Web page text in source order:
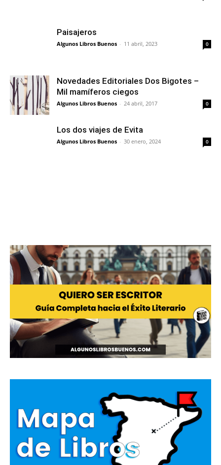
Paisajeros
Algunos Libros Buenos - 11 abril, 2023 0
Novedades Editoriales Dos Bigotes –
Mil mamíferos ciegos
Algunos Libros Buenos - 24 abril, 2017 0
Los dos viajes de Evita
Algunos Libros Buenos - 30 enero, 2024 0